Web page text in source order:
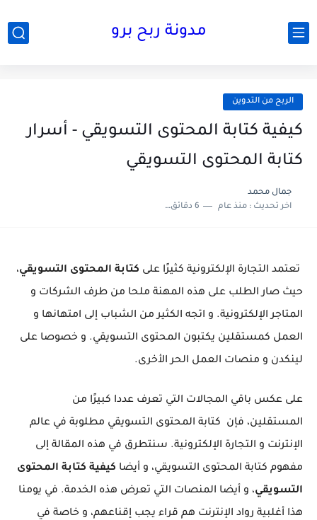
مدونة ربح برو
الربح من التدوين
كيفية كتابة المحتوى التسويقي - أسرار
كتابة المحتوى التسويقي
جمال محمد
اخر تحديث :منذ عام 6 دقائق للقراءة
تعتمد التجارة الإلكترونية كثيرًا على كتابة المحتوى التسويقي،
حيث صار الطلب على هذه المهنة ملحا من طرف الشركات و
المتاجر الإلكترونية. و اتجه الكثير من الشباب إلى امتهانها و
العمل كمستقلين يكتبون المحتوى التسويقي. و خصوصا على
لينكدن و منصات العمل الحر الأخرى.
على عكس باقي المجالات التي تعرف عددا كبيرًا من
المستقلين، فإن
كتابة المحتوى التسويقي مطلوبة في عالم
الإنترنت و التجارة الإلكترونية. سنتطرق في هذه المقالة إلى
مفهوم كتابة المحتوى التسويقي، و أيضا كيفية كتابة المحتوى
التسويقي، و أيضا المنصات التي تعرض هذه الخدمة. في يومنا
هذا أغلبية رواد الإنترنت هم قراء يجب إقناعهم، و خاصة في